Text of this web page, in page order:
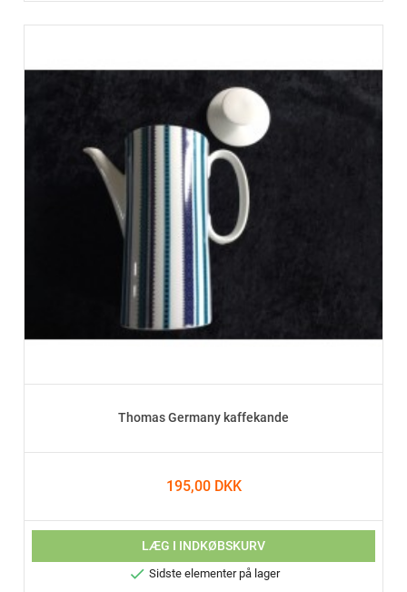
Thomas Germany kaffekande
195,00 DKK
LÆG I INDKØBSKURV
 Sidste elementer på lager